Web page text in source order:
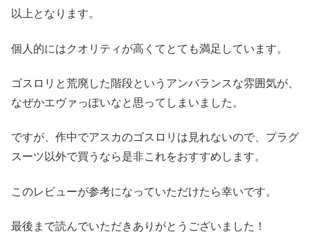
以上となります。
個人的にはクオリティが高くてとても満足しています。
ゴスロリと荒廃した階段というアンバランスな雰囲気が、
なぜかエヴァっぽいなと思ってしまいました。
ですが、作中でアスカのゴスロリは見れないので、プラグ
スーツ以外で買うなら是非これをおすすめします。
このレビューが参考になっていただけたら幸いです。
最後まで読んでいただきありがとうございました！